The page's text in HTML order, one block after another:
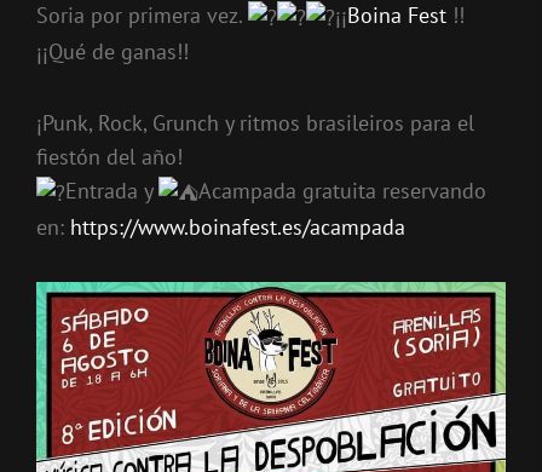
Soria por primera vez.
¡¡Boina Fest !!
¡¡Qué de ganas!!
¡Punk, Rock, Grunch y ritmos brasileiros para el
fiestón del año!
Entrada y
Acampada gratuita reservando
en: https://www.boinafest.es/acampada